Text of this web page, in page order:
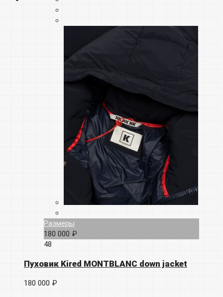
Размеры
180 000 ₽
48
Пуховик Kired MONTBLANC down jacket
180 000 ₽